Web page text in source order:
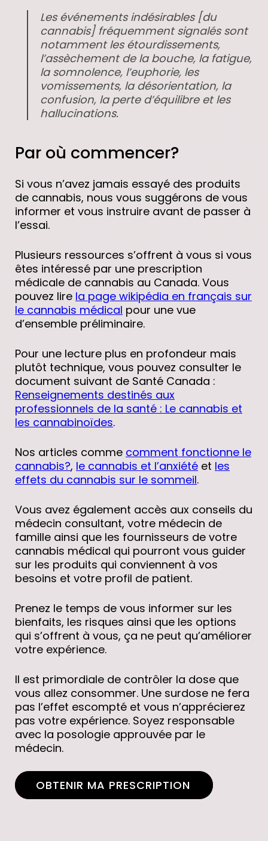
Les événements indésirables [du
cannabis] fréquemment signalés sont
notamment les étourdissements,
l’assèchement de la bouche, la fatigue,
la somnolence, l’euphorie, les
vomissements, la désorientation, la
confusion, la perte d’équilibre et les
hallucinations.
Par où commencer?
Si vous n’avez jamais essayé des produits
de cannabis, nous vous suggérons de vous
informer et vous instruire avant de passer à
l’essai.
Plusieurs ressources s’offrent à vous si vous
êtes intéressé par une prescription
médicale de cannabis au Canada. Vous
pouvez lire la page wikipédia en français sur
le cannabis médical pour une vue
d’ensemble préliminaire.
Pour une lecture plus en profondeur mais
plutôt technique, vous pouvez consulter le
document suivant de Santé Canada :
Renseignements destinés aux
professionnels de la santé : Le cannabis et
les cannabinoïdes.
Nos articles comme comment fonctionne le
cannabis?, le cannabis et l’anxiété et les
effets du cannabis sur le sommeil.
Vous avez également accès aux conseils du
médecin consultant, votre médecin de
famille ainsi que les fournisseurs de votre
cannabis médical qui pourront vous guider
sur les produits qui conviennent à vos
besoins et votre profil de patient.
Prenez le temps de vous informer sur les
bienfaits, les risques ainsi que les options
qui s’offrent à vous, ça ne peut qu’améliorer
votre expérience.
Il est primordiale de contrôler la dose que
vous allez consommer. Une surdose ne fera
pas l’effet escompté et vous n’apprécierez
pas votre expérience. Soyez responsable
avec la posologie approuvée par le
médecin.
OBTENIR MA PRESCRIPTION